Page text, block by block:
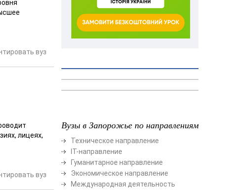
вуз
лицеях,
вуз
Вузы в Запорожье по направлениям
Техническое направление
ІТ-направление
Гуманитарное направление
Экономическое направление
Международная деятельность